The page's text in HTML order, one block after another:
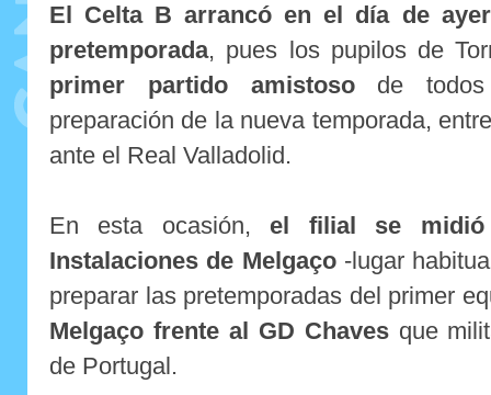
El Celta B arrancó en el día de
pretemporada, pues los pupilos de
primer partido amistosode todos
preparación de la nueva temporada,
ante el Real Valladolid.
En esta ocasión, el filial se
Instalaciones de Melgaço-lugar
preparar las pretemporadas del primer
Melgaço frente al GD Chaves que
de Portugal.